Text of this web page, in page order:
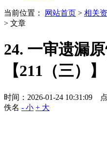
当前位置： 网站首页 > 相关
> 文章
24. 一审遗漏
【211（三）】
时间：2026-01-24 10:31:09 点
佚名 - 小 + 大